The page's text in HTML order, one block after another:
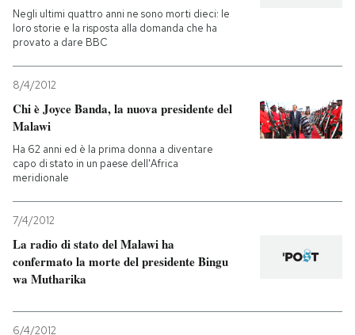
Cultura
Economia
Europa
PODCAST
I MIEI PREFERITI
Negli ultimi quattro anni ne sono morti dieci: le
loro storie e la risposta alla domanda che ha
provato a dare BBC
8/4/2012
Chi è Joyce Banda, la nuova presidente del
Malawi
Ha 62 anni ed è la prima donna a diventare
capo di stato in un paese dell'Africa
meridionale
7/4/2012
La radio di stato del Malawi ha
confermato la morte del presidente Bingu
wa Mutharika
6/4/2012